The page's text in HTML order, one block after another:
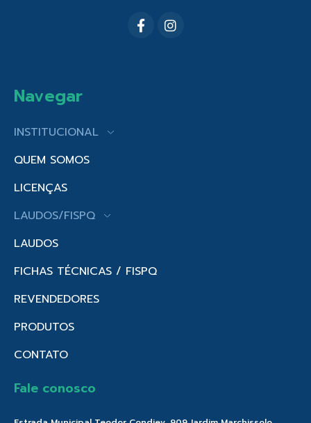
Navegar
INSTITUCIONAL
QUEM SOMOS
LICENÇAS
LAUDOS/FISPQ
LAUDOS
FICHAS TÉCNICAS / FISPQ
REVENDEDORES
PRODUTOS
CONTATO
Fale conosco